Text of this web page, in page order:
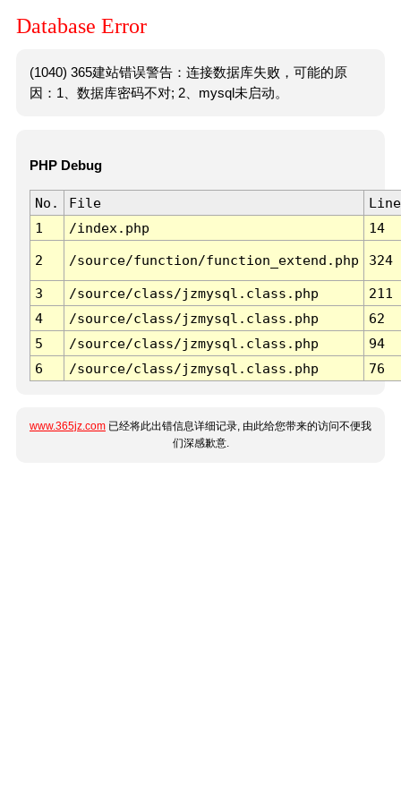
Database Error
(1040) 365建站错误警告：连接数据库失败，可能的原
因：1、数据库密码不对; 2、mysql未启动。
PHP Debug
No. File
Line
1
/index.php 14
2 /source/function/function_extend.php 324
3 /source/class/jzmysql.class.php
211
4
/source/class/jzmysql.class.php
62
5
/source/class/jzmysql.class.php
94
6
/source/class/jzmysql.class.php 76
www.365jz.com 已经将此出错信息详细记录, 由此给您带来的访问不便我
们深感歉意.